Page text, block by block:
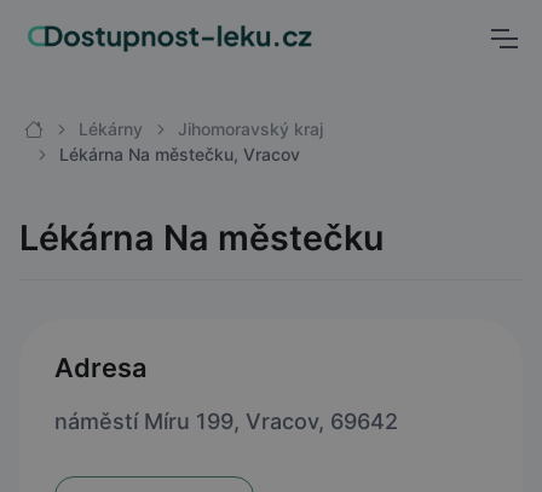
Lékárny
Jihomoravský kraj
Lékárna Na městečku, Vracov
Lékárna Na městečku
Adresa
náměstí Míru 199, Vracov, 69642